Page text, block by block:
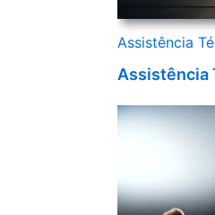
Assistência
Assistência